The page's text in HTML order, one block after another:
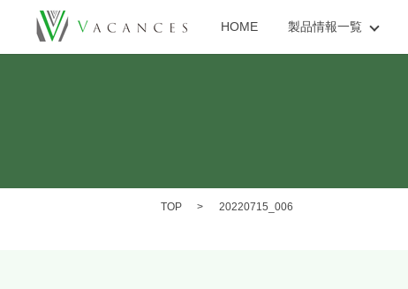
HOME 製品情報一覧
TOP 20220715_006